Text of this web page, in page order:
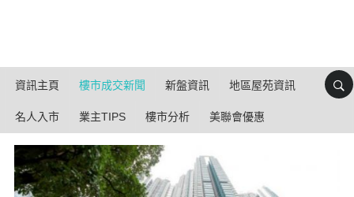
資訊主頁 樓市成交新聞 新盤資訊 地區屋苑資訊
名人入市 業主TIPS 樓市分析 美聯會優惠